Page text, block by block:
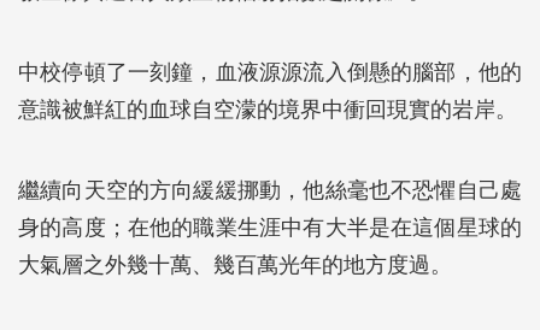
中校停頓了一刻鐘，血液源源流入倒懸的腦部，他的
意識被鮮紅的血球自空濛的境界中衝回現實的岩岸。
繼續向天空的方向緩緩挪動，他絲毫也不恐懼自己處
身的高度；在他的職業生涯中有大半是在這個星球的
大氣層之外幾十萬、幾百萬光年的地方度過。